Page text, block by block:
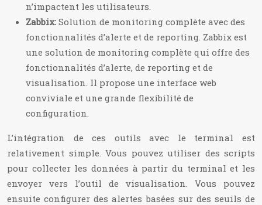
n’impactent les utilisateurs.
Zabbix: Solution de monitoring complète avec des
fonctionnalités d’alerte et de reporting. Zabbix est
une solution de monitoring complète qui offre des
fonctionnalités d’alerte, de reporting et de
visualisation. Il propose une interface web
conviviale et une grande flexibilité de
configuration.
L’intégration de ces outils avec le terminal est
relativement simple. Vous pouvez utiliser des scripts
pour collecter les données à partir du terminal et les
envoyer vers l’outil de visualisation. Vous pouvez
ensuite configurer des alertes basées sur des seuils de